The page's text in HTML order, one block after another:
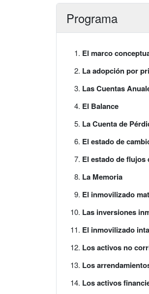
Programa
El marco
La adopción por
Las Cuentas
El Balance
La Cuenta de
El estado de
El estado de flujos
La Memoria
El inmovilizado
Las inversiones
El inmovilizado
Los activos no
Los
Los activos